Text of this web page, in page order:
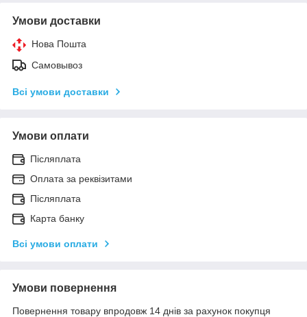
Умови доставки
Нова Пошта
Самовывоз
Всі умови доставки
Умови оплати
Післяплата
Оплата за реквізитами
Післяплата
Карта банку
Всі умови оплати
Умови повернення
Повернення товару впродовж 14 днів за рахунок покупця